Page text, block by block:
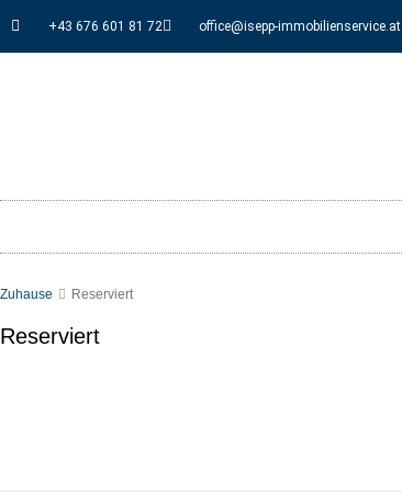
+43 676 601 81 72 office@isepp-immobilienservice.at
Zuhause Reserviert
Reserviert